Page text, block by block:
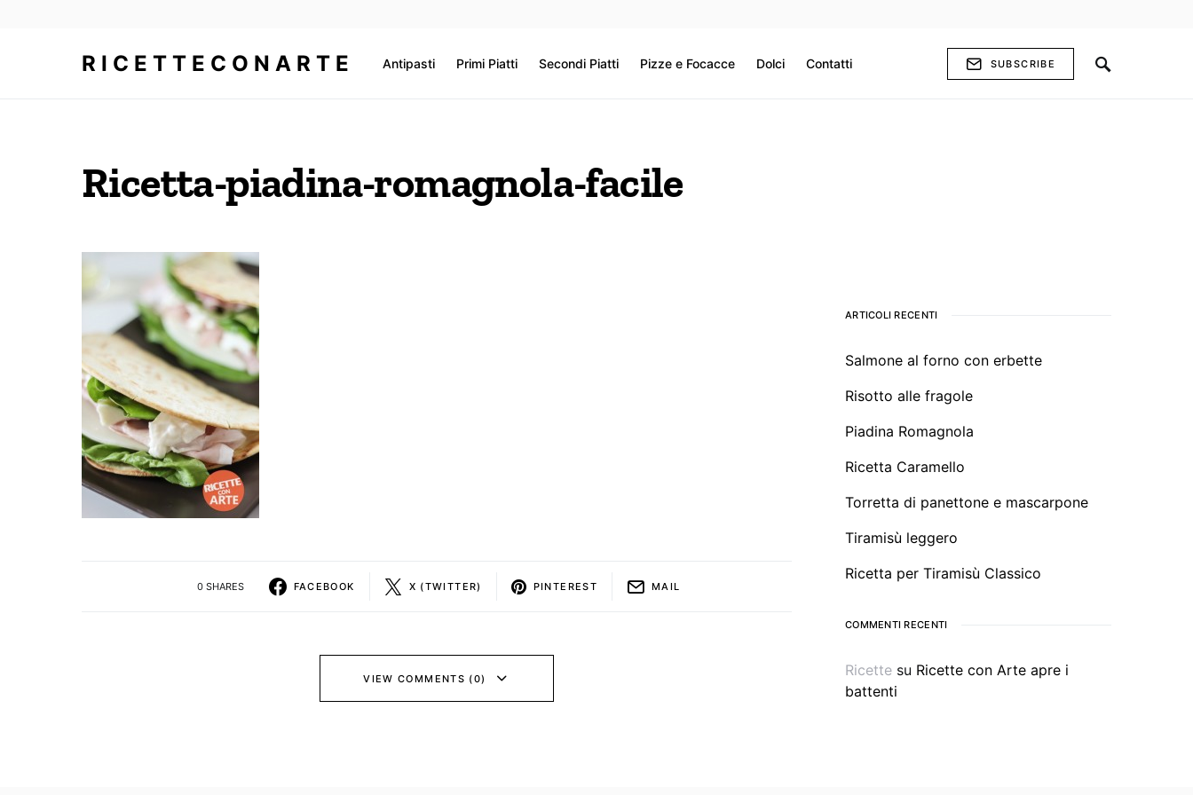
RICETTECONARTE
Antipasti Primi Piatti Secondi Piatti Pizze e Focacce Dolci Contatti SUBSCRIBE
Ricetta-piadina-romagnola-facile
0 SHARES FACEBOOK X (TWITTER) PINTEREST MAIL
VIEW COMMENTS (0)
ARTICOLI RECENTI
Salmone al forno con erbette
Risotto alle fragole
Piadina Romagnola
Ricetta Caramello
Torretta di panettone e mascarpone
Tiramisù leggero
Ricetta per Tiramisù Classico
COMMENTI RECENTI
Ricette su Ricette con Arte apre i
battenti